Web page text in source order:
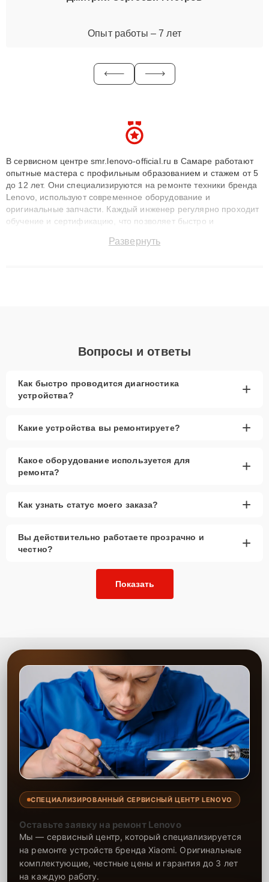
Опыт работы – 7 лет
В сервисном центре smr.lenovo-official.ru в Самаре работают
опытные мастера с профильным образованием и стажем от 5
до 12 лет. Они специализируются на ремонте техники бренда
Lenovo, используют современное оборудование и
оригинальные запчасти. Каждый инженер регулярно проходит
обучение и сертификацию, что позволяет быстро и
сохранением гарантии до 3 лет. Наши мастера решают
Развернуть
Вопросы и ответы
Как быстро проводится диагностика
устройства?
+
Какие устройства вы ремонтируете? +
Какое оборудование используется для
ремонта?
+
Как узнать статус моего заказа? +
Вы действительно работаете прозрачно и
честно?
+
Показать
СПЕЦИАЛИЗИРОВАННЫЙ СЕРВИСНЫЙ ЦЕНТР LENOVO
Оставьте заявку на ремонт Lenovo
Мы — сервисный центр, который специализируется
на ремонте устройств бренда Xiaomi. Оригинальные
комплектующие, честные цены и гарантия до 3 лет
на каждую работу.